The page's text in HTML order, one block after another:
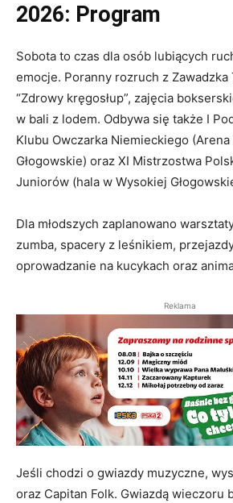
2026: Program
Sobota to czas dla osób lubiących
emocje. Poranny rozruch z Zawadzka
“Zdrowy kręgosłup”, zajęcia
w bali z lodem. Odbywa się także I
Klubu Owczarka Niemieckiego
Głogowskie) oraz XI Mistrzostwa
Juniorów (hala w Wysokiej
Dla młodszych zaplanowano
zumba, spacery z leśnikiem,
oprowadzanie na kucykach oraz
Reklama
Jeśli chodzi o gwiazdy muzyczne,
oraz Capitan Folk. Gwiazdą wieczoru